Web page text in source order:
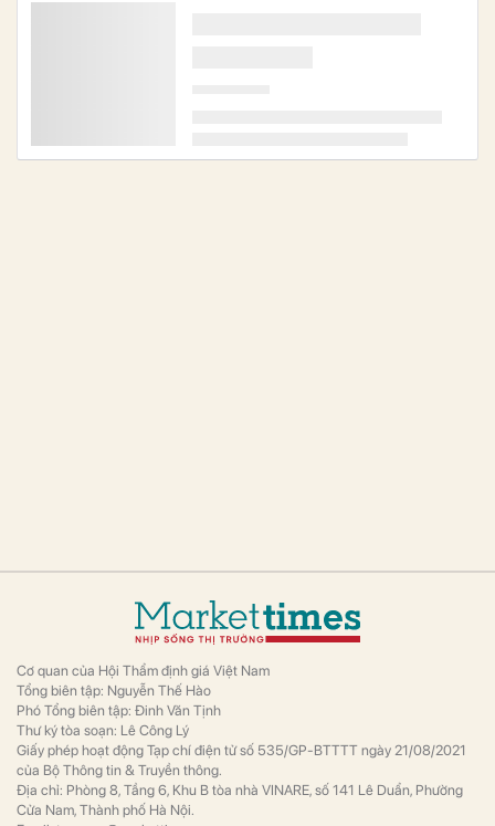
Cơ quan của Hội Thẩm định giá Việt Nam
Tổng biên tập: Nguyễn Thế Hào
Phó Tổng biên tập: Đinh Văn Tịnh
Thư ký tòa soạn: Lê Công Lý
Giấy phép hoạt động Tạp chí điện tử số 535/GP-BTTTT ngày 21/08/2021
của Bộ Thông tin & Truyền thông.
Địa chỉ: Phòng 8, Tầng 6, Khu B tòa nhà VINARE, số 141 Lê Duẩn, Phường
Cửa Nam, Thành phố Hà Nội.